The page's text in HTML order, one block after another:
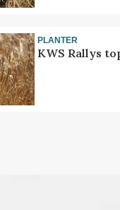
PLANTER
KWS Rallys